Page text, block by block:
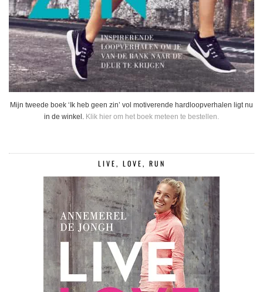
Mijn tweede boek ‘Ik heb geen zin’ vol motiverende hardloopverhalen ligt nu
in de winkel. Klik hier om het boek meteen te bestellen.
LIVE, LOVE, RUN